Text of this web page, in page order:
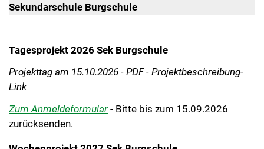
Sekundarschule Burgschule
Tagesprojekt 2026 Sek Burgschule
Projekttag am 15.10.2026 - PDF - Projektbeschreibung-
Link
Zum Anmeldeformular - Bitte bis zum 15.09.2026
zurücksenden.